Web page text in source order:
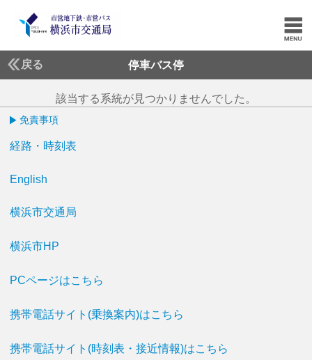
戻る 停車バス停
該当する系統が見つかりませんでした。
免責事項
経路・時刻表
English
横浜市交通局
横浜市HP
PCページはこちら
携帯電話サイト(乗換案内)はこちら
携帯電話サイト(時刻表・接近情報)はこちら